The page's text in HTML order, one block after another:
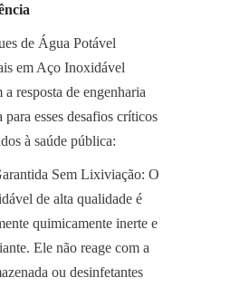
de Água Potável
em Aço Inoxidável
a resposta de engenharia
esses desafios críticos
à saúde pública:
Sem Lixiviação: O
de alta qualidade é
quimicamente inerte e
Ele não reage com a
ou desinfetantes